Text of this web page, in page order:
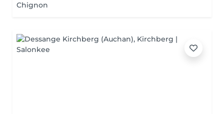
Chignon